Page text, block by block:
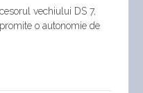
vechiului DS 7,
o autonomie de